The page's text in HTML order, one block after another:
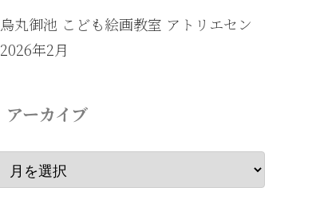
烏丸御池 こども絵画教室 アトリエセン
2026年2月
アーカイブ